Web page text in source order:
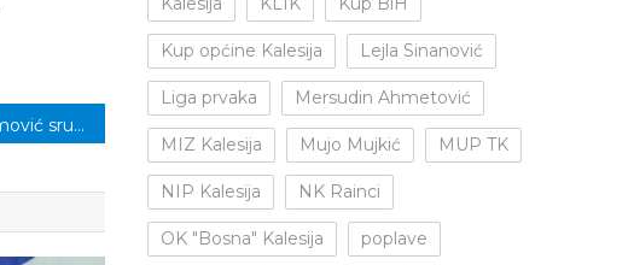
Miralem Huremović srušio rekord Envera Jukanovića i postao kandidat za OV sa najviše dobijenih glasova na izborima ikada, pogledajte ko još ulazi u TOP 10
Kup općine Kalesija Lejla Sinanović
Liga prvaka Mersudin Ahmetović
MIZ Kalesija Mujo Mujkić MUP TK
NIP Kalesija NK Rainci
OK "Bosna" Kalesija poplave